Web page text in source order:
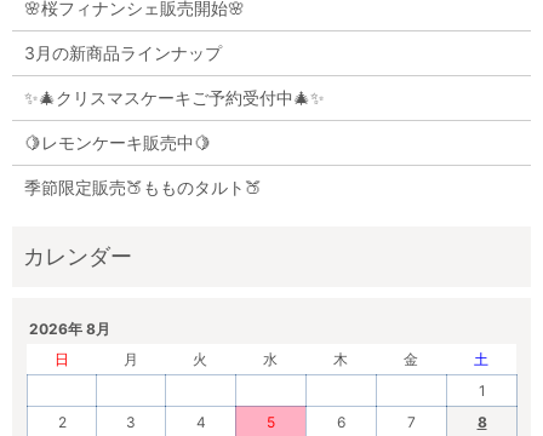
🌸桜フィナンシェ販売開始🌸
3月の新商品ラインナップ
✨🎄クリスマスケーキご予約受付中🎄✨
🍋レモンケーキ販売中🍋
季節限定販売🍑もものタルト🍑
2026年 8月
日
月 火 水 木 金
土
1
2
3 4 5 6 7
8